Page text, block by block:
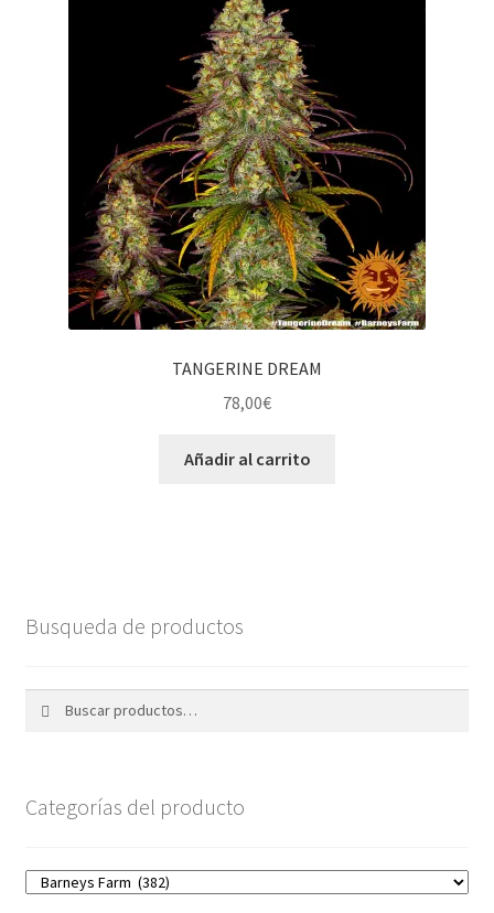
TANGERINE DREAM
78,00€
Añadir al carrito
Busqueda de productos
Categorías del producto